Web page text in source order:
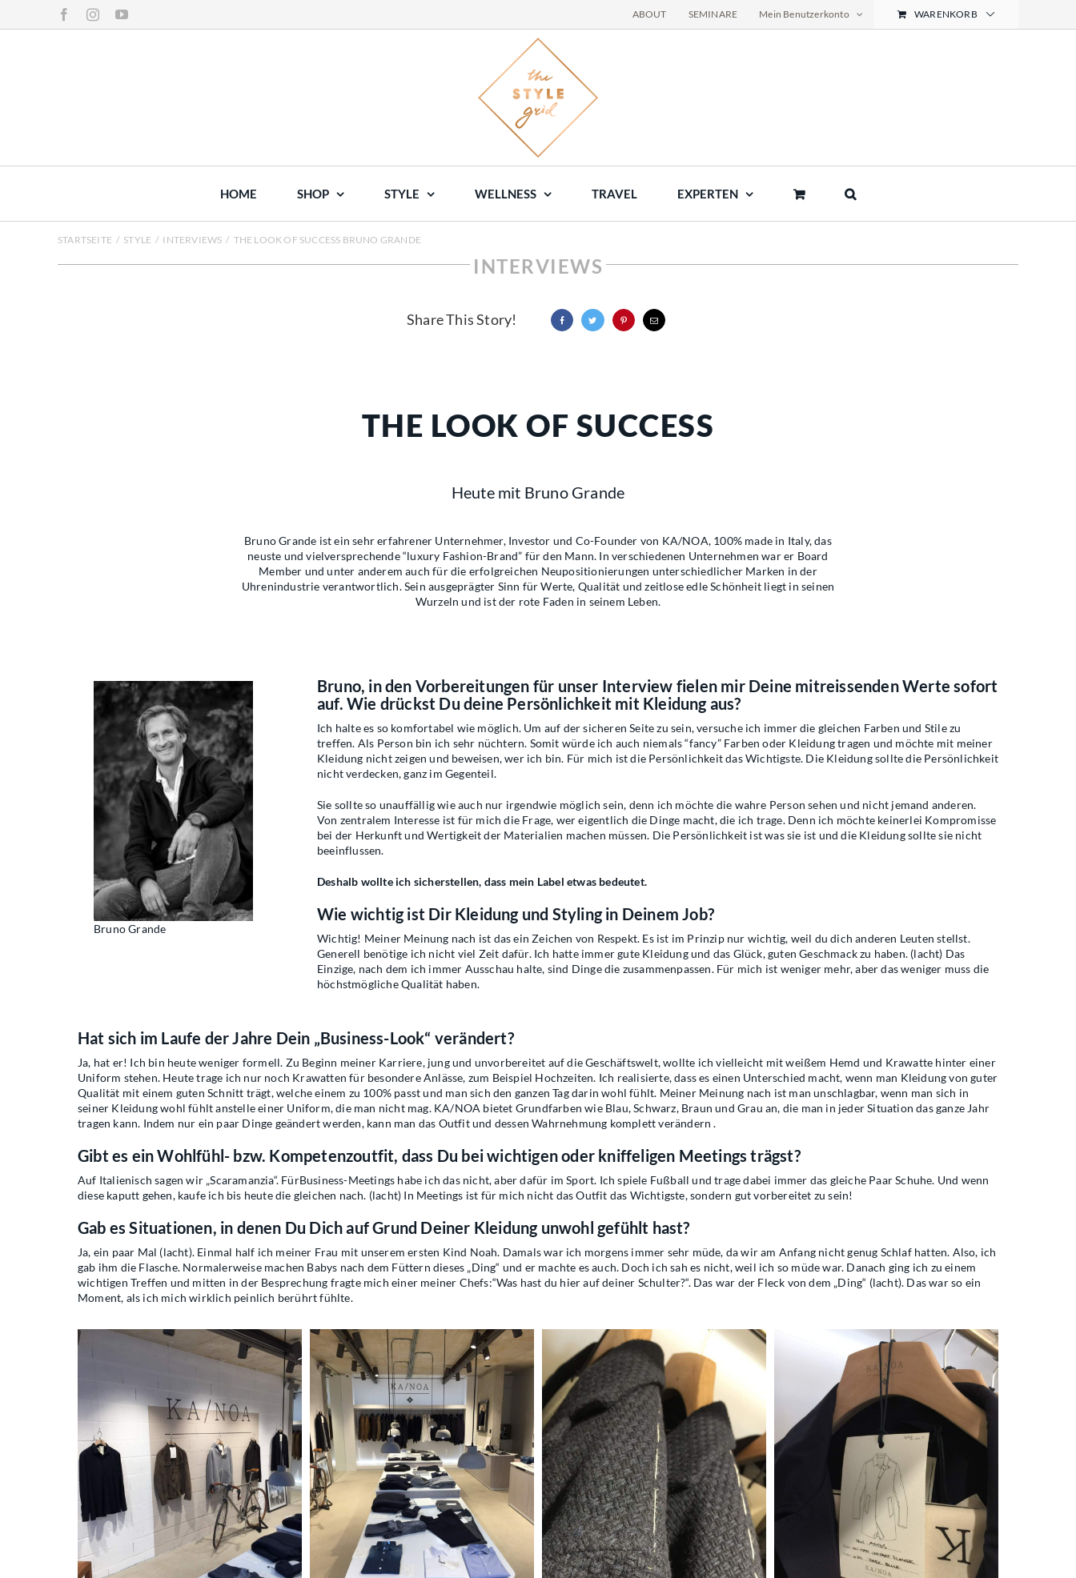
FacebookInstagramYouTube ABOUT SEMINARE Mein Benutzerkonto WARENKORB
HOME SHOP STYLE WELLNESS TRAVEL EXPERTEN
STARTSEITE / STYLE / INTERVIEWS / THE LOOK OF SUCCESS BRUNO GRANDE
INTERVIEWS
Share This Story!
THE LOOK OF SUCCESS
Heute mit Bruno Grande
Bruno Grande ist ein sehr erfahrener Unternehmer, Investor und Co-Founder von KA/NOA, 100% made in Italy, das
neuste und vielversprechende “luxury Fashion-Brand” für den Mann. In verschiedenen Unternehmen war er Board
Member und unter anderem auch für die erfolgreichen Neupositionierungen unterschiedlicher Marken in der
Uhrenindustrie verantwortlich. Sein ausgeprägter Sinn für Werte, Qualität und zeitlose edle Schönheit liegt in seinen
Wurzeln und ist der rote Faden in seinem Leben.
Bruno Grande
Bruno, in den Vorbereitungen für unser Interview fielen mir Deine mitreissenden Werte sofort
auf. Wie drückst Du deine Persönlichkeit mit Kleidung aus?
Ich halte es so komfortabel wie möglich. Um auf der sicheren Seite zu sein, versuche ich immer die gleichen Farben und Stile zu
treffen. Als Person bin ich sehr nüchtern. Somit würde ich auch niemals “fancy” Farben oder Kleidung tragen und möchte mit meiner
Kleidung nicht zeigen und beweisen, wer ich bin. Für mich ist die Persönlichkeit das Wichtigste. Die Kleidung sollte die Persönlichkeit
nicht verdecken, ganz im Gegenteil.
Sie sollte so unauffällig wie auch nur irgendwie möglich sein, denn ich möchte die wahre Person sehen und nicht jemand anderen.
Von zentralem Interesse ist für mich die Frage, wer eigentlich die Dinge macht, die ich trage. Denn ich möchte keinerlei Kompromisse
bei der Herkunft und Wertigkeit der Materialien machen müssen. Die Persönlichkeit ist was sie ist und die Kleidung sollte sie nicht
beeinflussen.
Deshalb wollte ich sicherstellen, dass mein Label etwas bedeutet.
Wie wichtig ist Dir Kleidung und Styling in Deinem Job?
Wichtig! Meiner Meinung nach ist das ein Zeichen von Respekt. Es ist im Prinzip nur wichtig, weil du dich anderen Leuten stellst.
Generell benötige ich nicht viel Zeit dafür. Ich hatte immer gute Kleidung und das Glück, guten Geschmack zu haben. (lacht) Das
Einzige, nach dem ich immer Ausschau halte, sind Dinge die zusammenpassen. Für mich ist weniger mehr, aber das weniger muss die
höchstmögliche Qualität haben.
Hat sich im Laufe der Jahre Dein „Business-Look“ verändert?
Ja, hat er! Ich bin heute weniger formell. Zu Beginn meiner Karriere, jung und unvorbereitet auf die Geschäftswelt, wollte ich vielleicht mit weißem Hemd und Krawatte hinter einer
Uniform stehen. Heute trage ich nur noch Krawatten für besondere Anlässe, zum Beispiel Hochzeiten. Ich realisierte, dass es einen Unterschied macht, wenn man Kleidung von guter
Qualität mit einem guten Schnitt trägt, welche einem zu 100% passt und man sich den ganzen Tag darin wohl fühlt. Meiner Meinung nach ist man unschlagbar, wenn man sich in
seiner Kleidung wohl fühlt anstelle einer Uniform, die man nicht mag. KA/NOA bietet Grundfarben wie Blau, Schwarz, Braun und Grau an, die man in jeder Situation das ganze Jahr
tragen kann. Indem nur ein paar Dinge geändert werden, kann man das Outfit und dessen Wahrnehmung komplett verändern .
Gibt es ein Wohlfühl- bzw. Kompetenzoutfit, dass Du bei wichtigen oder kniffeligen Meetings trägst?
Auf Italienisch sagen wir „Scaramanzia“. FürBusiness-Meetings habe ich das nicht, aber dafür im Sport. Ich spiele Fußball und trage dabei immer das gleiche Paar Schuhe. Und wenn
diese kaputt gehen, kaufe ich bis heute die gleichen nach. (lacht) In Meetings ist für mich nicht das Outfit das Wichtigste, sondern gut vorbereitet zu sein!
Gab es Situationen, in denen Du Dich auf Grund Deiner Kleidung unwohl gefühlt hast?
Ja, ein paar Mal (lacht). Einmal half ich meiner Frau mit unserem ersten Kind Noah. Damals war ich morgens immer sehr müde, da wir am Anfang nicht genug Schlaf hatten. Also, ich
gab ihm die Flasche. Normalerweise machen Babys nach dem Füttern dieses „Ding“ und er machte es auch. Doch ich sah es nicht, weil ich so müde war. Danach ging ich zu einem
wichtigen Treffen und mitten in der Besprechung fragte mich einer meiner Chefs:“Was hast du hier auf deiner Schulter?“. Das war der Fleck von dem „Ding“ (lacht). Das war so ein
Moment, als ich mich wirklich peinlich berührt fühlte.